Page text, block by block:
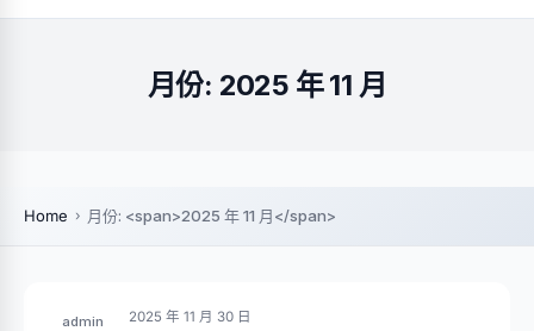
月份: 2025 年 11 月
Home 月份: <span>2025 年 11 月</span>
admin 2025 年 11 月 30 日